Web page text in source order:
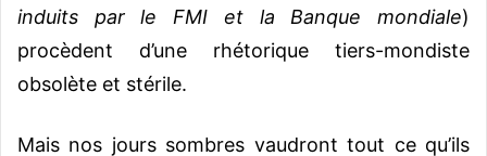
induits par le FMI et la Banque mondiale)
procèdent d’une rhétorique tiers-mondiste
obsolète et stérile.
Mais nos jours sombres vaudront tout ce qu’ils